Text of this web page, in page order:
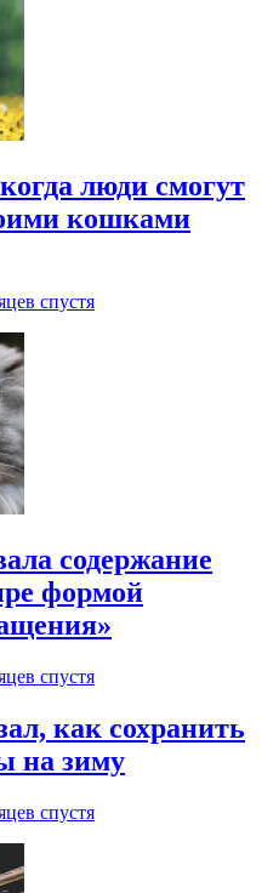
люди смогут
кошками
спустя
содержание
формой
спустя
как сохранить
на зиму
спустя